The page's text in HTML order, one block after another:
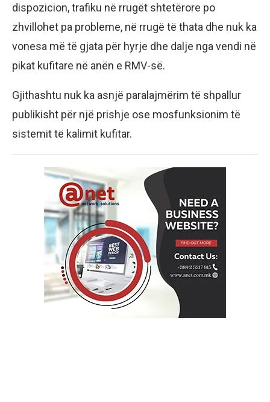
dispozicion, trafiku në rrugët shtetërore po
zhvillohet pa probleme, në rrugë të thata dhe nuk ka
vonesa më të gjata për hyrje dhe dalje nga vendi në
pikat kufitare në anën e RMV-së.
Gjithashtu nuk ka asnjë paralajmërim të shpallur
publikisht për një prishje ose mosfunksionim të
sistemit të kalimit kufitar.